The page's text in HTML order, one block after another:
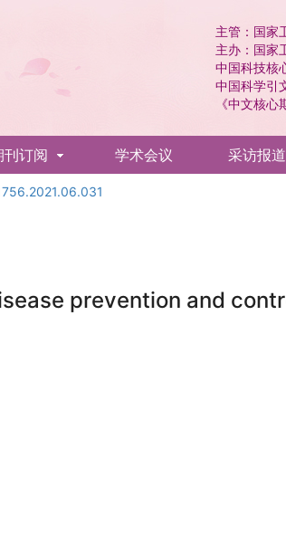
主管：国家
主办：国家
中国科技核
中国科学引
《中文核
刊订阅 学术会议 采访报道
prevention and